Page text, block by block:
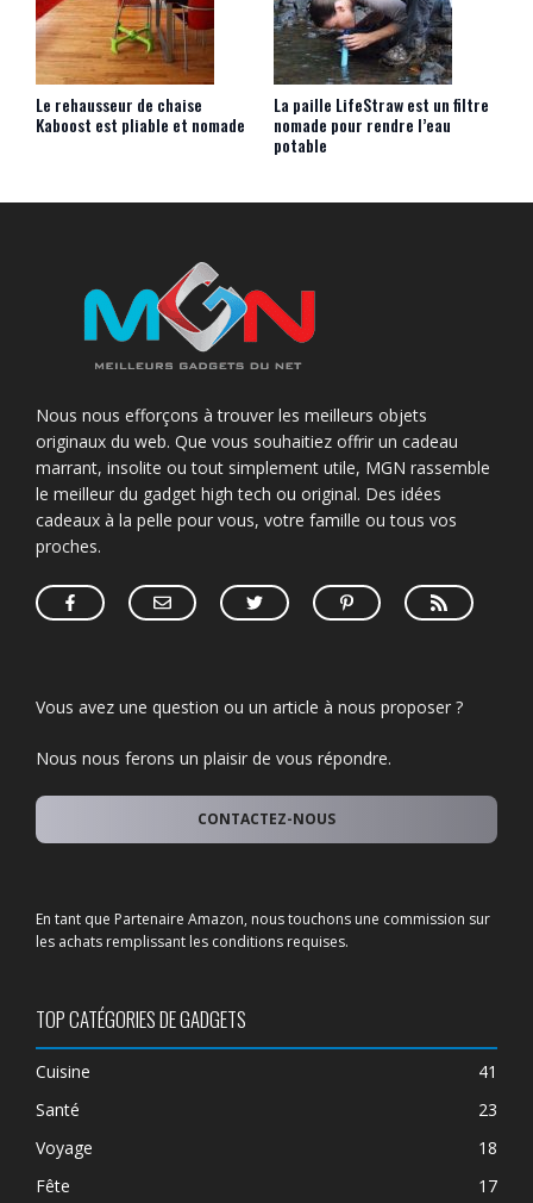
Le rehausseur de chaise
Kaboost est pliable et nomade
La paille LifeStraw est un filtre
nomade pour rendre l’eau
potable
Nous nous efforçons à trouver les meilleurs objets
originaux du web. Que vous souhaitiez offrir un cadeau
marrant, insolite ou tout simplement utile, MGN rassemble
le meilleur du gadget high tech ou original. Des idées
cadeaux à la pelle pour vous, votre famille ou tous vos
proches.
Vous avez une question ou un article à nous proposer ?
Nous nous ferons un plaisir de vous répondre.
CONTACTEZ-NOUS
En tant que Partenaire Amazon, nous touchons une commission sur
les achats remplissant les conditions requises.
TOP CATÉGORIES DE GADGETS
Cuisine
41
Santé
23
Voyage
18
Fête
17